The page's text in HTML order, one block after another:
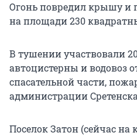
Огонь повредил крышу и
на площади 230
В тушении участвовали
автоцистерны и водовоз
спасательной части,
администрации
Поселок Затон (сейчас на